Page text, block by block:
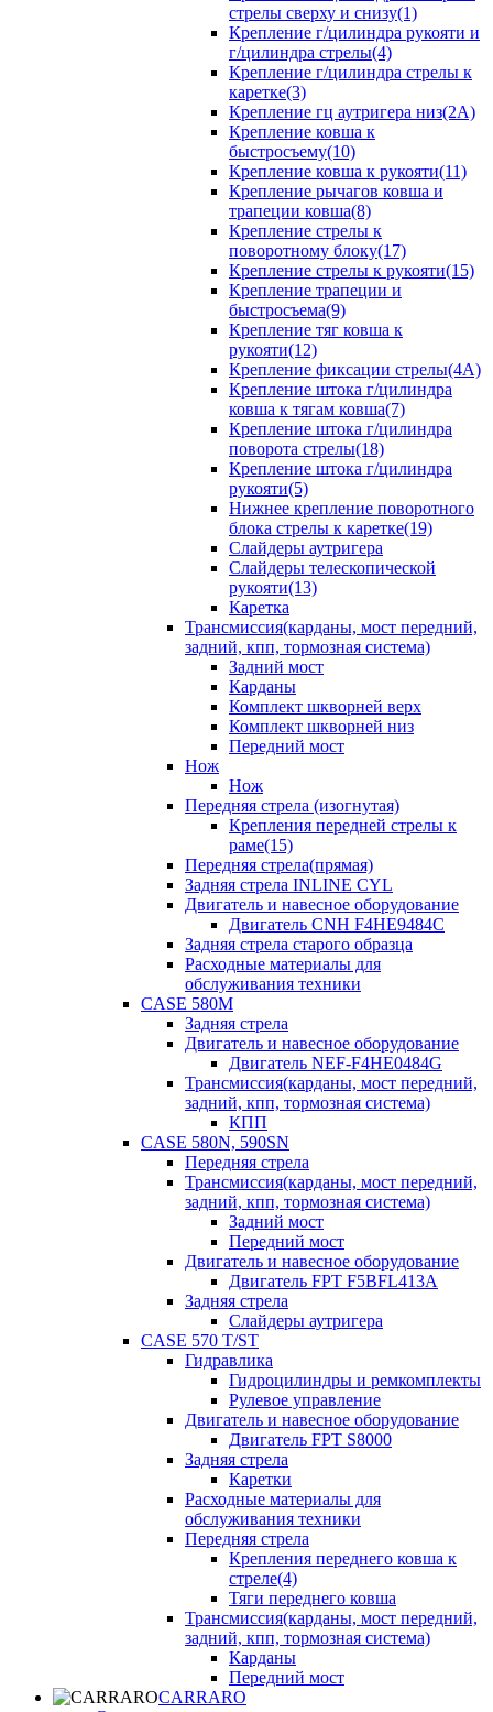
стрелы сверху и снизу(1)
Крепление г/цилиндра рукояти и
г/цилиндра стрелы(4)
Крепление г/цилиндра стрелы к
каретке(3)
Крепление гц аутригера низ(2А)
Крепление ковша к
быстросъему(10)
Крепление ковша к рукояти(11)
Крепление рычагов ковша и
трапеции ковша(8)
Крепление стрелы к
поворотному блоку(17)
Крепление стрелы к рукояти(15)
Крепление трапеции и
быстросъема(9)
Крепление тяг ковша к
рукояти(12)
Крепление фиксации стрелы(4A)
Крепление штока г/цилиндра
ковша к тягам ковша(7)
Крепление штока г/цилиндра
поворота стрелы(18)
Крепление штока г/цилиндра
рукояти(5)
Нижнее крепление поворотного
блока стрелы к каретке(19)
Слайдеры аутригера
Слайдеры телескопической
рукояти(13)
Каретка
Трансмиссия(карданы, мост передний,
задний, кпп, тормозная система)
Задний мост
Карданы
Комплект шкворней верх
Комплект шкворней низ
Передний мост
Нож
Нож
Передняя стрела (изогнутая)
Крепления передней стрелы к
раме(15)
Передняя стрела(прямая)
Задняя стрела INLINE CYL
Двигатель и навесное оборудование
Двигатель CNH F4HE9484C
Задняя стрела старого образца
Расходные материалы для
обслуживания техники
CASE 580M
Задняя стрела
Двигатель и навесное оборудование
Двигатель NEF-F4HE0484G
Трансмиссия(карданы, мост передний,
задний, кпп, тормозная система)
КПП
CASE 580N, 590SN
Передняя стрела
Трансмиссия(карданы, мост передний,
задний, кпп, тормозная система)
Задний мост
Передний мост
Двигатель и навесное оборудование
Двигатель FPT F5BFL413A
Задняя стрела
Слайдеры аутригера
CASE 570 T/ST
Гидравлика
Гидроцилиндры и ремкомплекты
Рулевое управление
Двигатель и навесное оборудование
Двигатель FPT S8000
Задняя стрела
Каретки
Расходные материалы для
обслуживания техники
Передняя стрела
Крепления переднего ковша к
стреле(4)
Тяги переднего ковша
Трансмиссия(карданы, мост передний,
задний, кпп, тормозная система)
Карданы
Передний мост
CARRARO